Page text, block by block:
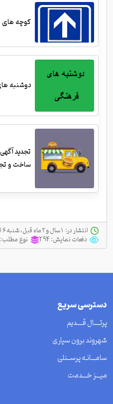
کوچه های
دوشنبه
تجدید
ساخت و
انتشار در:
دفعات نمایش:294 نوع مطلب:
دسترسی سریع
پرتــــال قــــدیم
شهروند برون سپاری
سامـــانـه پرســنلی
میـــز خـــدمت